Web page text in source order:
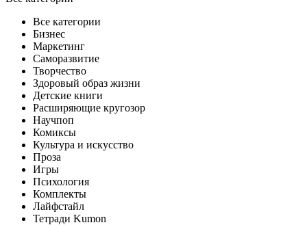
Все категории
Бизнес
Маркетинг
Саморазвитие
Творчество
Здоровый образ жизни
Детские книги
Расширяющие кругозор
Научпоп
Комиксы
Культура и искусство
Проза
Игры
Психология
Комплекты
Лайфстайл
Тетради Kumon